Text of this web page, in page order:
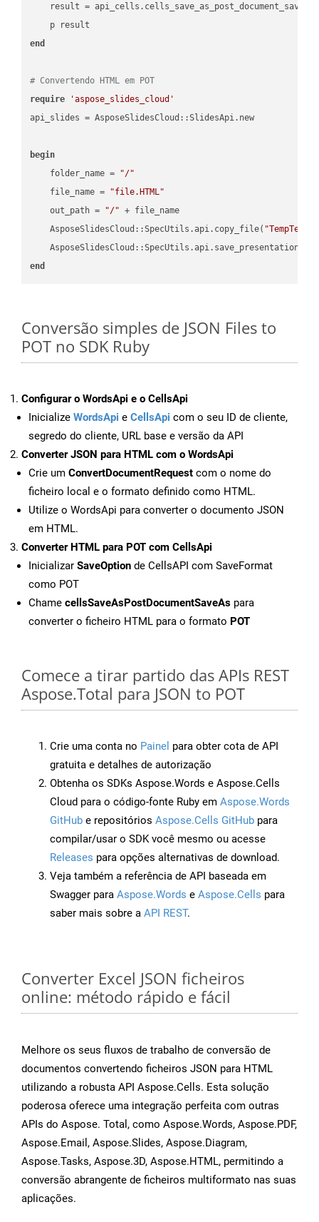
result =
end
# Convertendo HTML em POT
require
'aspose_slides_cloud'
api_slides = AsposeSlidesCloud::SlidesApi.new
begin
    folder_name =
"/"
    file_name =
"file.HTML"
    out_path =
"/" + file_name
    AsposeSlidesCloud::SpecUtils.api.copy_file(
end
Conversão simples de JSON Files to
POT no SDK Ruby
Configurar o WordsApi e o CellsApi
Inicialize WordsApi e CellsApi com o seu ID de cliente,
segredo do cliente, URL base e versão da API
Converter JSON para HTML com o WordsApi
Crie um ConvertDocumentRequest com o nome do
ficheiro local e o formato definido como HTML.
Utilize o WordsApi para converter o documento JSON
em HTML.
Converter HTML para POT com CellsApi
Inicializar SaveOption de CellsAPI com SaveFormat
como POT
Chame cellsSaveAsPostDocumentSaveAs para
converter o ficheiro HTML para o formato POT
Comece a tirar partido das APIs REST
Aspose.Total para JSON to POT
Crie uma conta no Painel para obter cota de API
gratuita e detalhes de autorização
Obtenha os SDKs Aspose.Words e Aspose.Cells
Cloud para o código-fonte Ruby em Aspose.Words
GitHub e repositórios Aspose.Cells GitHub para
compilar/usar o SDK você mesmo ou acesse
Releases para opções alternativas de download.
Veja também a referência de API baseada em
Swagger para Aspose.Words e Aspose.Cells para
saber mais sobre a API REST.
Converter Excel JSON ficheiros
online: método rápido e fácil
Melhore os seus fluxos de trabalho de conversão de
documentos convertendo ficheiros JSON para HTML
utilizando a robusta API Aspose.Cells. Esta solução
poderosa oferece uma integração perfeita com outras
APIs do Aspose. Total, como Aspose.Words, Aspose.PDF,
Aspose.Email, Aspose.Slides, Aspose.Diagram,
Aspose.Tasks, Aspose.3D, Aspose.HTML, permitindo a
conversão abrangente de ficheiros multiformato nas suas
aplicações.